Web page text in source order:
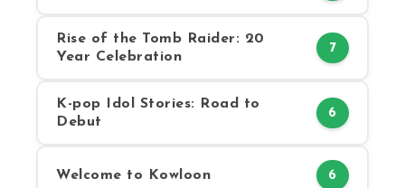
Rise of the Tomb Raider: 20
Year Celebration
7
K-pop Idol Stories: Road to
Debut
6
Welcome to Kowloon 6